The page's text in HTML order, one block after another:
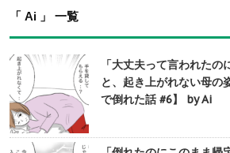
「 Ai 」 一覧
「大丈夫って言われた
と、起き上がれない母の
で倒れた話 #6】 by Ai